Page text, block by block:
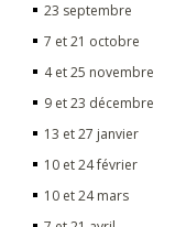
23 septembre
7 et 21 octobre
4 et 25 novembre
9 et 23 décembre
13 et 27 janvier
10 et 24 février
10 et 24 mars